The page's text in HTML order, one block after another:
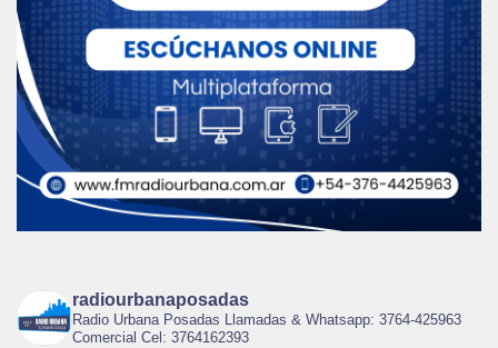
radiourbanaposadas
Radio Urbana Posadas Llamadas & Whatsapp: 3764-425963
Comercial Cel: 3764162393